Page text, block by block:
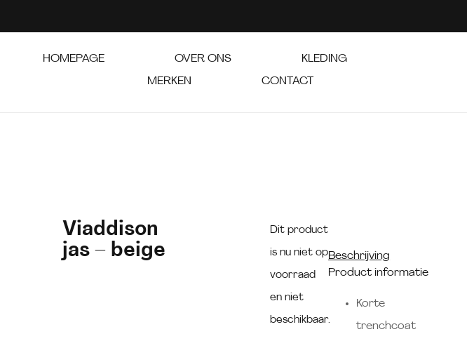
HOMEPAGE OVER ONS
KLEDING
MERKEN
CONTACT
Viaddison
jas – beige
Dit product
is nu niet op
voorraad
en niet
beschikbaar.
Beschrijving
Product informatie
Korte
trenchcoat